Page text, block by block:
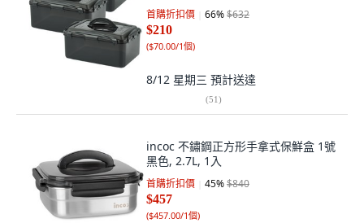
首購折扣價 66%$632
$210
($70.00/1個)
8/12 星期三 預計送達
(51)
incoc 不鏽鋼正方形手拿式保鮮盒 1號
黑色, 2.7L, 1入
首購折扣價 45%$840
$457
($457.00/1個)